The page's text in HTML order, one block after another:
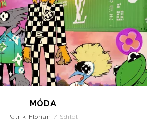
MÓDA
Patrik Florián / Sdílet